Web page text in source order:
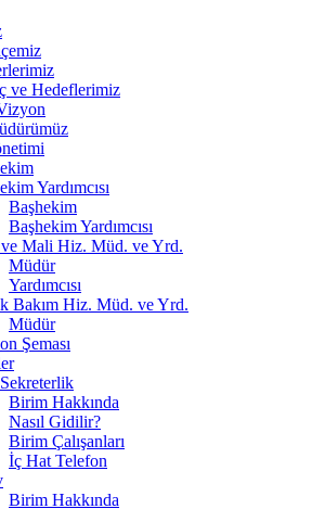
ve Hedeflerimiz
Yardımcısı
Başhekim
Başhekim Yardımcısı
Mali Hiz. Müd. ve Yrd.
Müdür
Yardımcısı
Bakım Hiz. Müd. ve Yrd.
Müdür
Şeması
Birim Hakkında
Nasıl Gidilir?
Birim Çalışanları
İç Hat Telefon
Birim Hakkında